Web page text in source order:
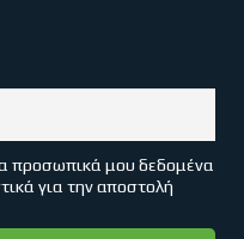
προσωπικά μου δεδομένα
για την αποστολή